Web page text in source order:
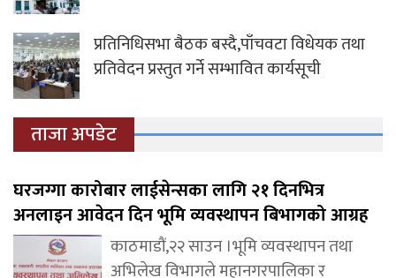
प्रतिनिधिसभा बैठक बस्दै,पाँचवटा विधेयक तथा
प्रतिवेदन प्रस्तुत गर्ने सम्भावित कार्यसूची
ताजा अपडेट
घरजग्गा कारोबार लाईसेन्सका लागि २१ दिनभित्र
अनलाइन आवेदन दिन भूमि व्यवस्थापन बिभागको आग्रह
काठमाडौं,२२ साउन ।भूमि व्यवस्थापन तथा
अभिलेख विभागले महानगरपालिका र